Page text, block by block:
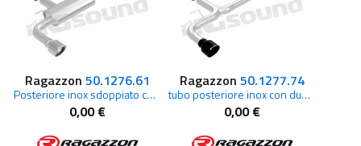
Ragazzon 50.1276.61
Posteriore inox sdoppiato con terminali rotondi per BMW
0,00 €
Ragazzon 50.1277.74
tubo posteriore inox con due terminali Carbon Shot per BMW Serie1 F40
0,00 €